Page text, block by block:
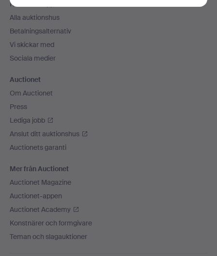
Kontakta support
Alla auktionshus
Betalningsalternativ
Vi skickar med
Sociala medier
Auctionet
Om Auctionet
Press
Lediga jobb
Anslut ditt auktionshus
Auctionets garanti
Mer från Auctionet
Auctionet Magazine
Auctionet-appen
Auctionet Academy
Konstnärer och formgivare
Teman och slagauktioner